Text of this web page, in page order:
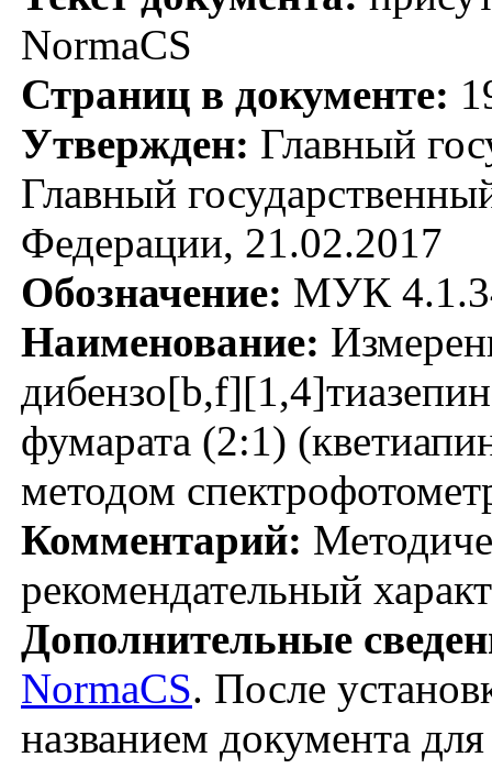
NormaCS
Страниц в документе:
Утвержден: Главный
Главный
Федерации, 21.02.2017
Обозначение: МУК
Наименование:
фумарата (2:1)
методом
Комментарий:
рекомендательный
Дополнительные
NormaCS. После
названием документа